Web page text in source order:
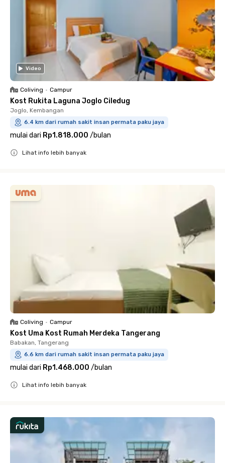
Video
Coliving • Campur
Kost Rukita Laguna Joglo Ciledug
Joglo, Kembangan
6.4 km dari rumah sakit insan permata paku jaya
mulai dari Rp1.818.000 /bulan
Lihat info lebih banyak
Coliving • Campur
Kost Uma Kost Rumah Merdeka Tangerang
Babakan, Tangerang
6.6 km dari rumah sakit insan permata paku jaya
mulai dari Rp1.468.000 /bulan
Lihat info lebih banyak